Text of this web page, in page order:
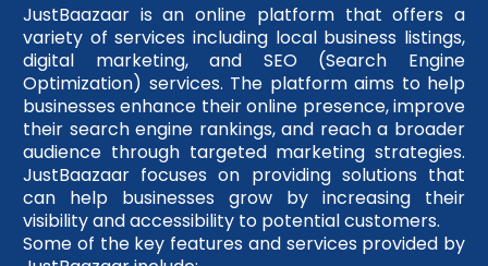
JustBaazaar is an online platform that offers a
variety of services including local business listings,
digital marketing, and SEO (Search Engine
Optimization) services. The platform aims to help
businesses enhance their online presence, improve
their search engine rankings, and reach a broader
audience through targeted marketing strategies.
JustBaazaar focuses on providing solutions that
can help businesses grow by increasing their
visibility and accessibility to potential customers.
Some of the key features and services provided by